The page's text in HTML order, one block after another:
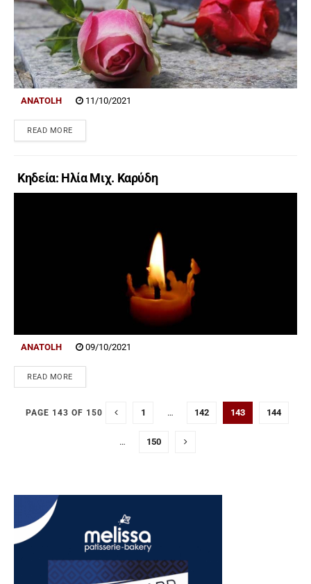
ANATOLH 11/10/2021
READ MORE
Κηδεία: Ηλία Μιχ. Καρύδη
ANATOLH 09/10/2021
READ MORE
PAGE 143 OF 150 1 … 142 143 144
… 150